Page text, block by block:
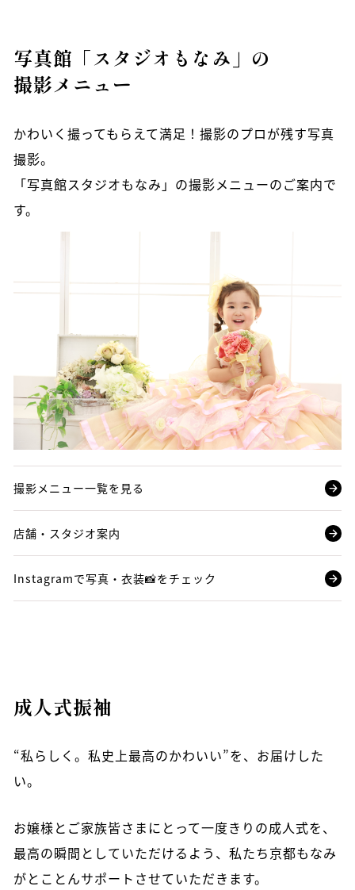
写真館「スタジオもなみ」の
撮影メニュー
かわいく撮ってもらえて満足！撮影のプロが残す写真
撮影。
「写真館スタジオもなみ」の撮影メニューのご案内で
す。
撮影メニュー一覧を見る
店舗・スタジオ案内
Instagramで写真・衣装📸をチェック
成人式振袖
“私らしく。私史上最高のかわいい”を、お届けした
い。
お嬢様とご家族皆さまにとって一度きりの成人式を、
最高の瞬間としていただけるよう、私たち京都もなみ
がとことんサポートさせていただきます。